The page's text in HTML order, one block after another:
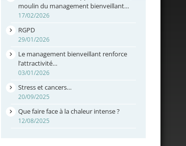
moulin du management bienveillant…
17/02/2026
RGPD
29/01/2026
Le management bienveillant renforce
l’attractivité…
03/01/2026
Stress et cancers…
20/09/2025
Que faire face à la chaleur intense ?
12/08/2025